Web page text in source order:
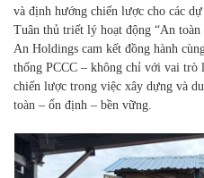
và định hướng chiến lược cho các
Tuân thủ triết lý hoạt động “An toàn
An Holdings cam kết đồng hành
thống PCCC – không chỉ với vai trò
chiến lược trong việc xây dựng và
toàn – ổn định – bền vững.